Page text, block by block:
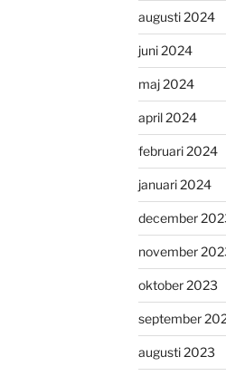
augusti 2024
juni 2024
maj 2024
april 2024
februari 2024
januari 2024
december
november
oktober 2023
september
augusti 2023